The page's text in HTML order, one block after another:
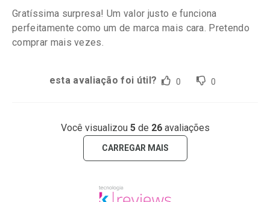
Gratíssima surpresa! Um valor justo e funciona
perfeitamente como um de marca mais cara. Pretendo
comprar mais vezes.
esta avaliação foi útil? 0 0
Você visualizou 5de 26avaliações
CARREGAR MAIS